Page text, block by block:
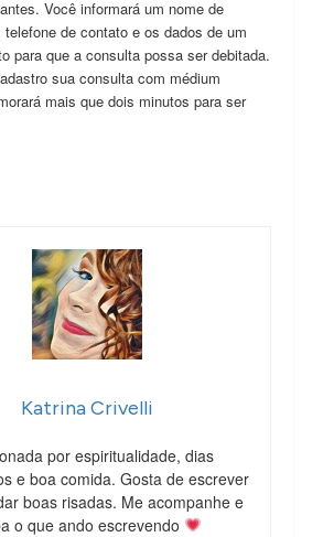
Você informará um nome de
de contato e os dados de um
para que a consulta possa ser debitada.
sua consulta com médium
mais que dois minutos para ser
Katrina Crivelli
por espiritualidade, dias
e boa comida. Gosta de escrever
boas risadas. Me acompanhe e
o que ando escrevendo